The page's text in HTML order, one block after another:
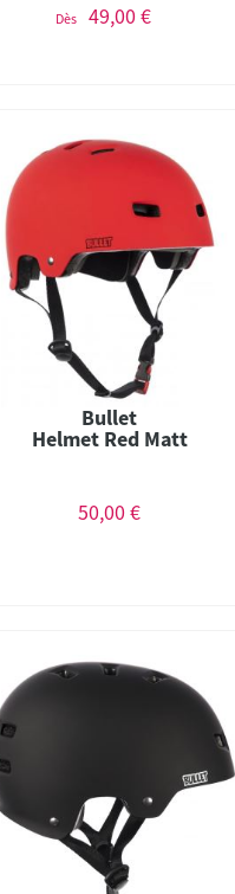
Dès 49,00 €
Bullet
Helmet Red Matt
50,00 €